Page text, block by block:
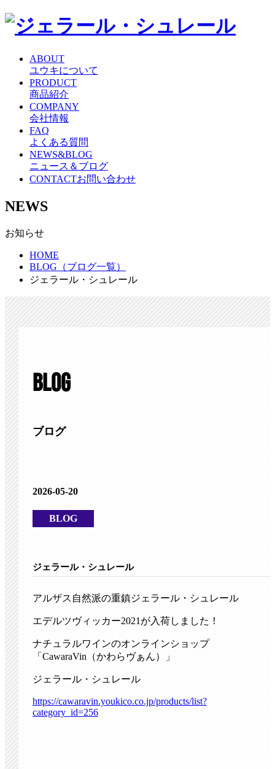
ABOUT
ユウキについて
PRODUCT
商品紹介
COMPANY
会社情報
FAQ
よくある質問
NEWS&BLOG
ニュース＆ブログ
CONTACTお問い合わせ
NEWS
お知らせ
HOME
BLOG（ブログ一覧）
ジェラール・シュレール
BLOG
ブログ
2026-05-20
BLOG
ジェラール・シュレール
アルザス自然派の重鎮ジェラール・シュレール
エデルツヴィッカー2021が入荷しました！
ナチュラルワインのオンラインショップ
「CawaraVin（かわらヴぁん）」
ジェラール・シュレール
https://cawaravin.youkico.co.jp/products/list?
category_id=256